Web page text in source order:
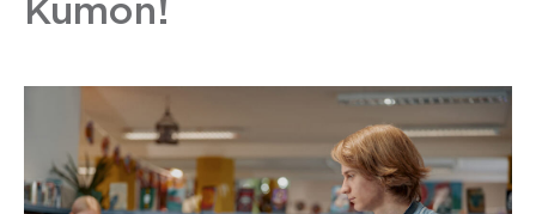
Kumon!